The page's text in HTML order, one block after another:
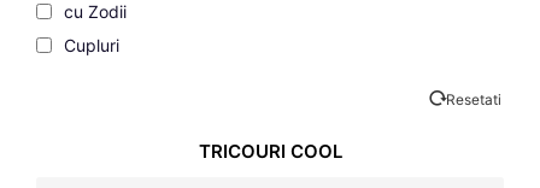
cu Zodii
Cupluri
Resetati
TRICOURI COOL